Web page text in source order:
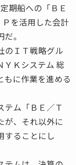
期船への「ＢＥ
を活用した会計
。
のＩＴ戦略グル
ＹＫシステム 総
もに作業を進める
テム「ＢＥ／Ｔ
が、それ以外に
することにし